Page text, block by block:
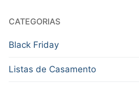
CATEGORIAS
Black Friday
Listas de Casamento